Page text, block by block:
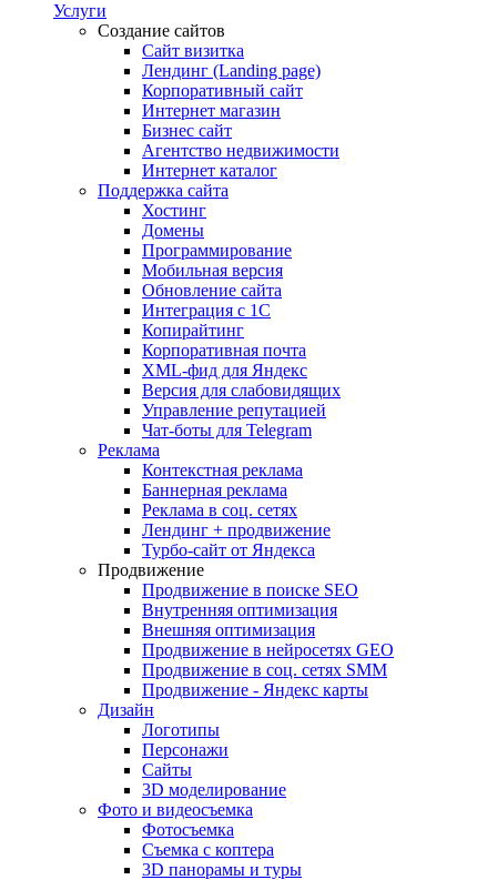
Услуги
Создание сайтов
Сайт визитка
Лендинг (Landing page)
Корпоративный сайт
Интернет магазин
Бизнес сайт
Агентство недвижимости
Интернет каталог
Поддержка сайта
Хостинг
Домены
Программирование
Мобильная версия
Обновление сайта
Интеграция с 1С
Копирайтинг
Корпоративная почта
XML-фид для Яндекс
Версия для слабовидящих
Управление репутацией
Чат-боты для Telegram
Реклама
Контекстная реклама
Баннерная реклама
Реклама в соц. сетях
Лендинг + продвижение
Турбо-сайт от Яндекса
Продвижение
Продвижение в поиске SEO
Внутренняя оптимизация
Внешняя оптимизация
Продвижение в нейросетях GEO
Продвижение в соц. сетях SMM
Продвижение - Яндекс карты
Дизайн
Логотипы
Персонажи
Сайты
3D моделирование
Фото и видеосъемка
Фотосъемка
Съемка с коптера
3D панорамы и туры